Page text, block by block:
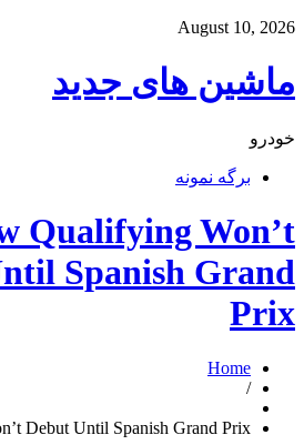
August 10, 2026
ماشین های جدید
خودرو
برگه نمونه
Qualifying Won’t
Spanish Grand
Prix
Home
/
Debut Until Spanish Grand Prix